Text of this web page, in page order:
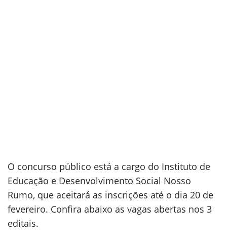
O concurso público está a cargo do Instituto de
Educação e Desenvolvimento Social Nosso
Rumo, que aceitará as inscrições até o dia 20 de
fevereiro. Confira abaixo as vagas abertas nos 3
editais.